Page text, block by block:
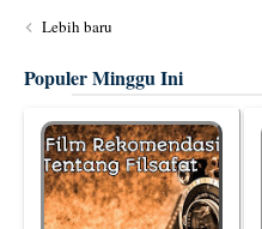
Lebih baru
Populer Minggu Ini